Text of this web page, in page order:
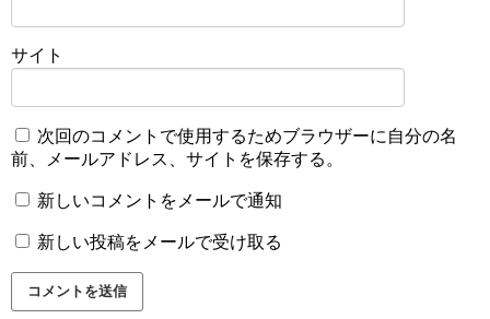
サイト
次回のコメントで使用するためブラウザーに自分の名
前、メールアドレス、サイトを保存する。
新しいコメントをメールで通知
新しい投稿をメールで受け取る